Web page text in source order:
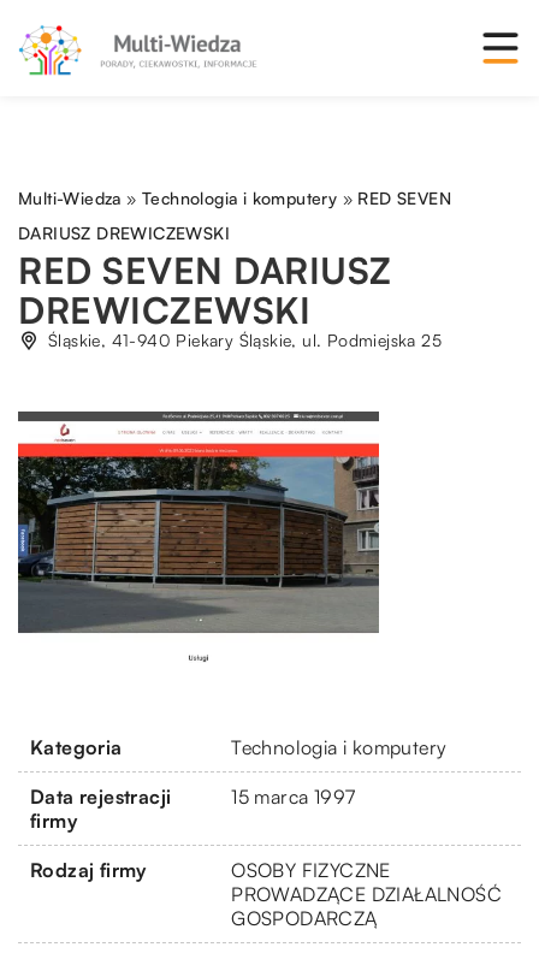
Multi-Wiedza »Technologia i komputery » RED SEVEN
DARIUSZ DREWICZEWSKI
RED SEVEN DARIUSZ
DREWICZEWSKI
Śląskie, 41-940 Piekary Śląskie, ul. Podmiejska 25
Kategoria Technologia i komputery
Data rejestracji
firmy
15 marca 1997
Rodzaj firmy
OSOBY FIZYCZNE
PROWADZĄCE DZIAŁALNOŚĆ
GOSPODARCZĄ